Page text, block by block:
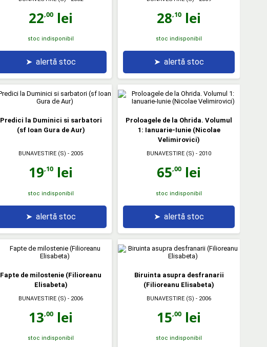
22,00 lei
stoc indisponibil
➤ alertă stoc
28,10 lei
stoc indisponibil
➤ alertă stoc
Predici la Duminici si sarbatori
(sf Ioan Gura de Aur)
BUNAVESTIRE (S) - 2005
19,10 lei
stoc indisponibil
➤ alertă stoc
Proloagele de la Ohrida. Volumul
1: Ianuarie-Iunie (Nicolae
Velimirovici)
BUNAVESTIRE (S) - 2010
65,00 lei
stoc indisponibil
➤ alertă stoc
Fapte de milostenie (Filioreanu
Elisabeta)
BUNAVESTIRE (S) - 2006
13,00 lei
stoc indisponibil
Biruinta asupra desfranarii
(Filioreanu Elisabeta)
BUNAVESTIRE (S) - 2006
15,00 lei
stoc indisponibil